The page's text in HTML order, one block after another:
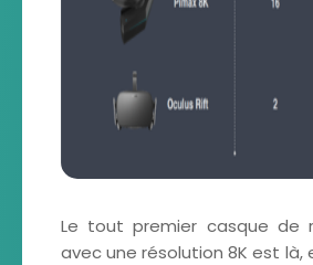
Le tout premier casque de
avec une résolution 8K est là,